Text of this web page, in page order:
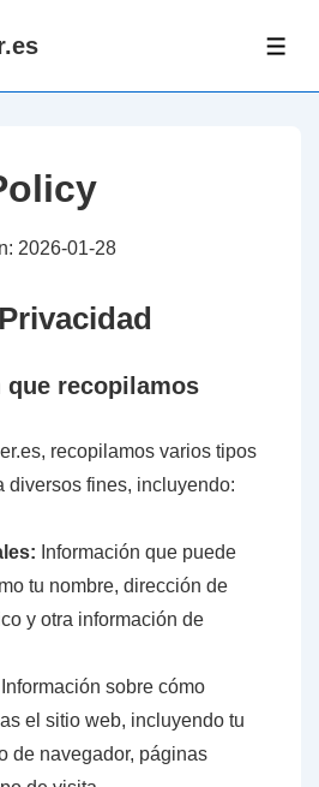
2026-01-28
que recopilamos
recopilamos varios tipos
diversos fines, incluyendo:
Información que puede
tu nombre, dirección de
y otra información de
Información sobre cómo
el sitio web, incluyendo tu
de navegador, páginas